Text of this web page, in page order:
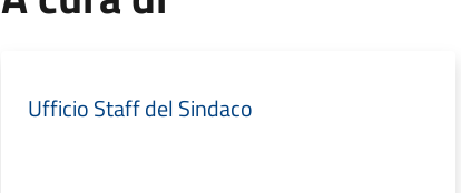
Ufficio Staff del Sindaco